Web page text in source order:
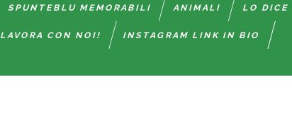
SPUNTEBLU MEMORABILI ANIMALI LO DICE
LAVORA CON NOI! INSTAGRAM LINK IN BIO